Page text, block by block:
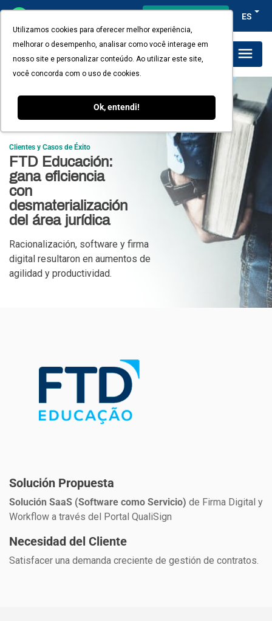
Utilizamos cookies para oferecer melhor experiência,
melhorar o desempenho, analisar como você interage em
nosso site e personalizar conteúdo. Ao utilizar este site,
você concorda com o uso de cookies.
Ok, entendi!
ES
Planes y Precios
Clientes y Casos de Éxito
FTD Educación:
gana eficiencia
con
desmaterialización
del área jurídica
Racionalización, software y firma
digital resultaron en aumentos de
agilidad y productividad.
Solución Propuesta
Solución SaaS (Software como Servicio) de Firma Digital y
Workflow a través del Portal QualiSign
Necesidad del Cliente
Satisfacer una demanda creciente de gestión de contratos.